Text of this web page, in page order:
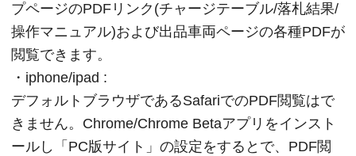
プページのPDFリンク(チャージテーブル/落札結果/
操作マニュアル)および出品車両ページの各種PDFが
閲覧できます。
・iphone/ipad :
デフォルトブラウザであるSafariでのPDF閲覧はで
きません。Chrome/Chrome Betaアプリをインスト
ールし「PC版サイト」の設定をするとで、PDF閲